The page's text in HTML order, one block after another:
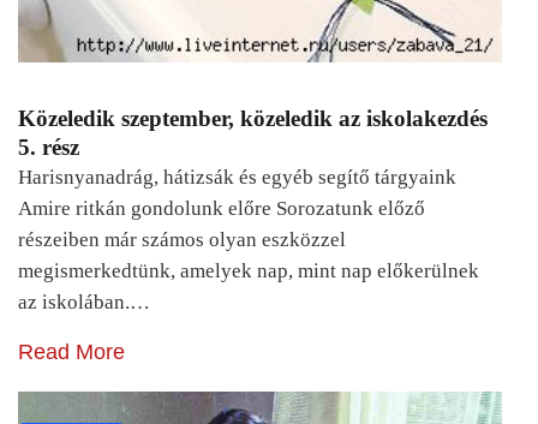
Közeledik szeptember, közeledik az iskolakezdés
5. rész
Harisnyanadrág, hátizsák és egyéb segítő tárgyaink
Amire ritkán gondolunk előre Sorozatunk előző
részeiben már számos olyan eszközzel
megismerkedtünk, amelyek nap, mint nap előkerülnek
az iskolában.…
Read More